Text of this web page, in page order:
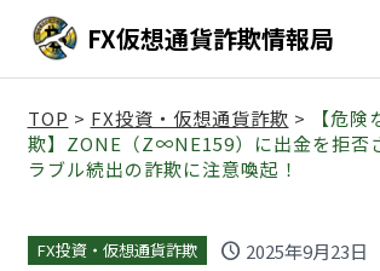
FX仮想通貨詐欺情報局
TOP > FX投資・仮想通貨詐欺 >
【危
欺】ZONE（Z∞NE159）に出金を拒否
ラブル続出の詐欺に注意喚起！
FX投資・仮想通貨詐欺 schedule 2025年9月23日